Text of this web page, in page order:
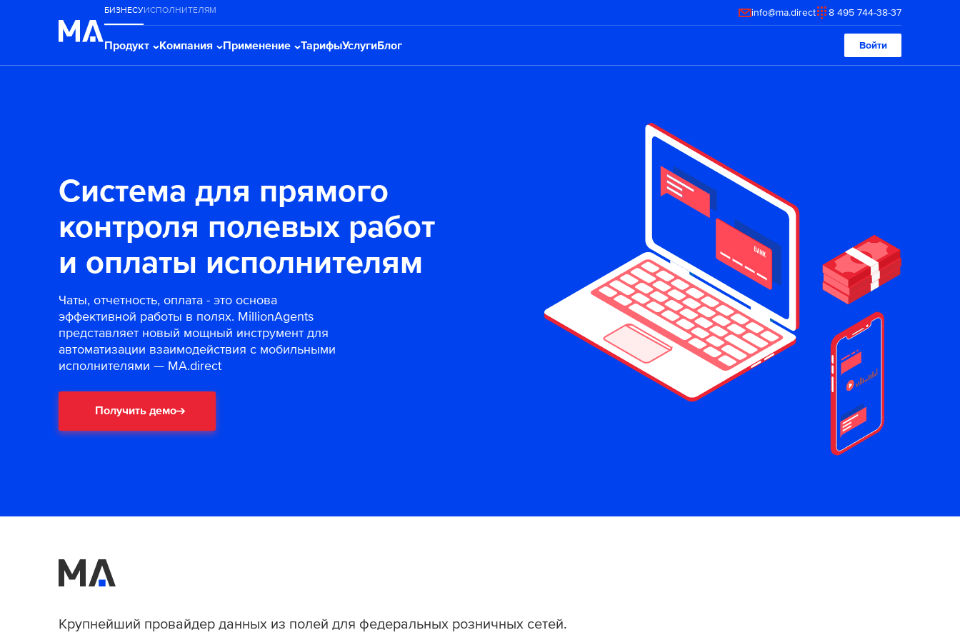
БИЗНЕСУИСПОЛНИТЕЛЯМ info@ma.direct 8 495 744-38-37
Продукт Компания Применение ТарифыУслугиБлог Войти
Система для прямого
контроля полевых работ
и оплаты исполнителям
Чаты, отчетность, оплата - это основа
эффективной работы в полях. MillionAgents
представляет новый мощный инструмент для
автоматизации взаимодействия с мобильными
исполнителями — MA.direct
Получить демо
Крупнейший провайдер данных из полей для федеральных розничных сетей.